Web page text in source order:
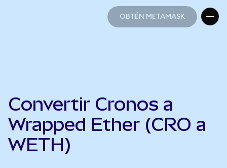
OBTÉN METAMASK
Convertir Cronos a
Wrapped Ether (CRO a
WETH)